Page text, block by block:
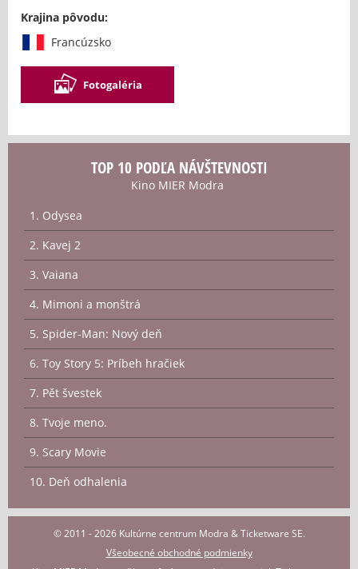
Krajina pôvodu:
Francúzsko
Fotogaléria
TOP 10 PODĽA NÁVŠTEVNOSTI
Kino MIER Modra
1. Odysea
2. Kavej 2
3. Vaiana
4. Mimoni a monštrá
5. Spider-Man: Nový deň
6. Toy Story 5: Príbeh hračiek
7. Pět švestek
8. Tvoje meno.
9. Scary Movie
10. Deň odhalenia
© 2011 - 2026 Kultúrne centrum Modra & Ticketware SE.
Všeobecné obchodné podmienky